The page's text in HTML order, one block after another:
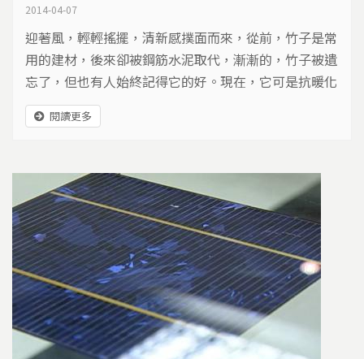
2014-04-07
迎著風，輕輕搖擺，清新感撲面而來，從前，竹子是常
用的建材，後來卻被鋼筋水泥取代，漸漸的，竹子被遺
忘了，但也有人始終記得它的好。現在，它可是抗暖化
的無名英雄…
閱讀更多